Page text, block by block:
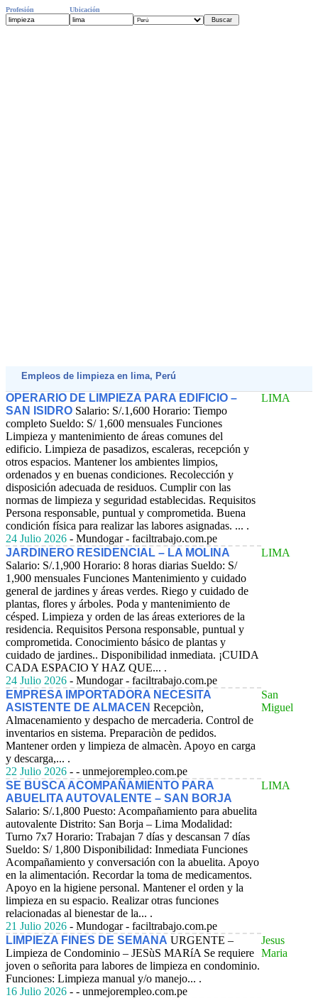
Profesión Ubicación
Empleos de limpieza en lima, Perú
OPERARIO DE LIMPIEZA PARA EDIFICIO –
SAN ISIDRO Salario: S/.1,600 Horario: Tiempo
completo Sueldo: S/ 1,600 mensuales Funciones
Limpieza y mantenimiento de áreas comunes del
edificio. Limpieza de pasadizos, escaleras, recepción y
otros espacios. Mantener los ambientes limpios,
ordenados y en buenas condiciones. Recolección y
disposición adecuada de residuos. Cumplir con las
normas de limpieza y seguridad establecidas. Requisitos
Persona responsable, puntual y comprometida. Buena
condición física para realizar las labores asignadas. ... .
24 Julio 2026 - Mundogar - faciltrabajo.com.pe
LIMA
JARDINERO RESIDENCIAL – LA MOLINA
Salario: S/.1,900 Horario: 8 horas diarias Sueldo: S/
1,900 mensuales Funciones Mantenimiento y cuidado
general de jardines y áreas verdes. Riego y cuidado de
plantas, flores y árboles. Poda y mantenimiento de
césped. Limpieza y orden de las áreas exteriores de la
residencia. Requisitos Persona responsable, puntual y
comprometida. Conocimiento básico de plantas y
cuidado de jardines.. Disponibilidad inmediata. ¡CUIDA
CADA ESPACIO Y HAZ QUE... .
24 Julio 2026 - Mundogar - faciltrabajo.com.pe
LIMA
EMPRESA IMPORTADORA NECESITA
ASISTENTE DE ALMACEN Recepciòn,
Almacenamiento y despacho de mercaderia. Control de
inventarios en sistema. Preparaciòn de pedidos.
Mantener orden y limpieza de almacèn. Apoyo en carga
y descarga,... .
22 Julio 2026 - - unmejorempleo.com.pe
San
Miguel
SE BUSCA ACOMPAÑAMIENTO PARA
ABUELITA AUTOVALENTE – SAN BORJA
Salario: S/.1,800 Puesto: Acompañamiento para abuelita
autovalente Distrito: San Borja – Lima Modalidad:
Turno 7x7 Horario: Trabajan 7 días y descansan 7 días
Sueldo: S/ 1,800 Disponibilidad: Inmediata Funciones
Acompañamiento y conversación con la abuelita. Apoyo
en la alimentación. Recordar la toma de medicamentos.
Apoyo en la higiene personal. Mantener el orden y la
limpieza en su espacio. Realizar otras funciones
relacionadas al bienestar de la... .
21 Julio 2026 - Mundogar - faciltrabajo.com.pe
LIMA
LIMPIEZA FINES DE SEMANA URGENTE –
Limpieza de Condominio – JESùS MARíA Se requiere
joven o señorita para labores de limpieza en condominio.
Funciones: Limpieza manual y/o manejo... .
16 Julio 2026 - - unmejorempleo.com.pe
Jesus
Maria